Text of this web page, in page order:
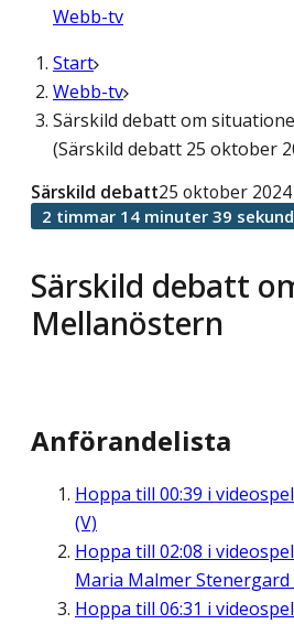
Webb-tv
Start
Webb-tv
Särskild debatt om
(Särskild debatt 25 oktober
Särskild debatt
Mellanöstern
Särskild debatt25 oktober 2024
2 timmar 14 minuter 39
Anförandelista
Hoppa till 00:39 i
(V)
Hoppa till 02:08 i
Maria Malmer Stenergard
Hoppa till 06:31 i